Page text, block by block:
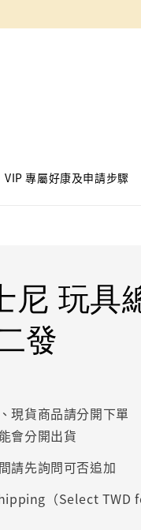
VIP 專屬好康及申請步驟
尼 玩具
發
現貨商品請分開下單
會分開出貨
請先詢問可否追加
（Select TWD